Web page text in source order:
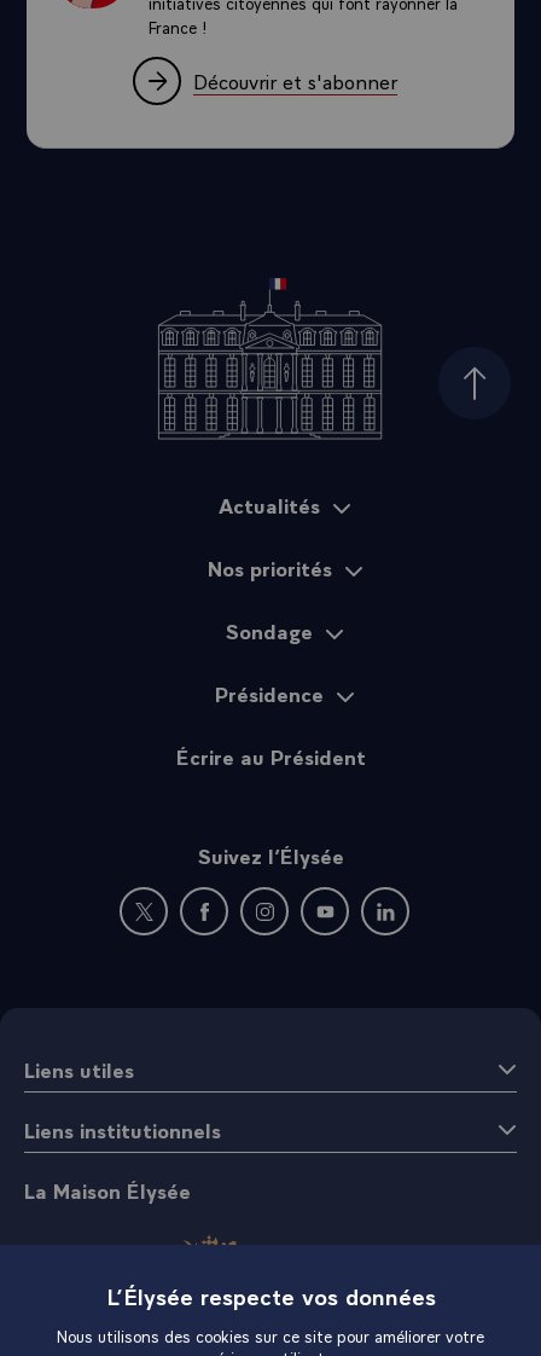
France !
Découvrir et s'abonner
Haut
Actualités
Nos priorités
Sondage
Présidence
Écrire au Président
Suivez l’Élysée
Nouvelle fenêtre : rejoignez-nous sur Twitter
Nouvelle fenêtre : rejoignez-nous sur
Nouvelle fenêtre : rejoignez-nous
Nouvelle fenêtre :
Nouvelle fenêtre :
Liens utiles
Liens institutionnels
La Maison Élysée
L’Élysée respecte vos données
Nous utilisons des cookies sur ce site pour améliorer votre